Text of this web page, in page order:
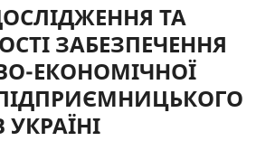
ТА
ЗАБЕЗПЕЧЕННЯ
ЕКОНОМІЧНОЇ
УКРАЇНІ